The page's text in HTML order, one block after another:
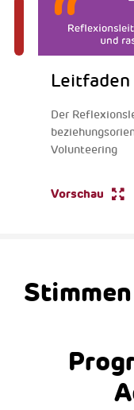
Der
Volunteering
Vorschau